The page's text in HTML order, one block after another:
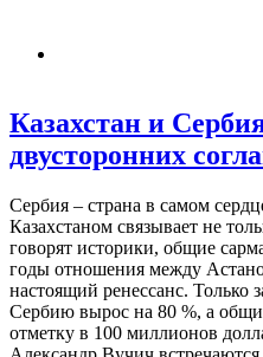
Казахстан и
двусторонних
Сербия – страна в самом
Казахстаном связывает не
говорят историки, общие
годы отношения между
настоящий ренессанс. Только
Сербию вырос на 80 %, а
отметку в 100 миллионов